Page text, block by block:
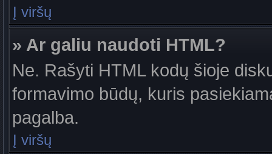
Į viršų
» Ar galiu naudoti HTML?
Ne. Rašyti HTML kodų šioje
formavimo būdų, kuris
pagalba.
Į viršų